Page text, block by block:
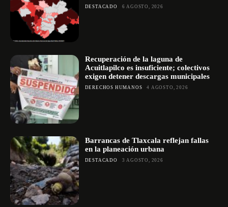
DESTACADO 6 AGOSTO, 2026
Recuperación de la laguna de
Acuitlapilco es insuficiente; colectivos
exigen detener descargas municipales
DERECHOS HUMANOS 4 AGOSTO, 2026
Barrancas de Tlaxcala reflejan fallas
en la planeación urbana
DESTACADO 3 AGOSTO, 2026